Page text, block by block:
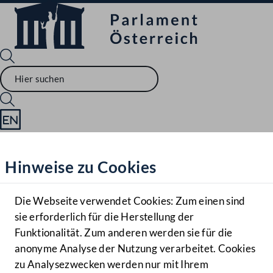
Hilfe
Benutzer
Navigationsmenü öffnen
MENÜ
Hinweise zu Cookies
Die Webseite verwendet Cookies: Zum einen sind
sie erforderlich für die Herstellung der
Funktionalität. Zum anderen werden sie für die
anonyme Analyse der Nutzung verarbeitet. Cookies
zu Analysezwecken werden nur mit Ihrem